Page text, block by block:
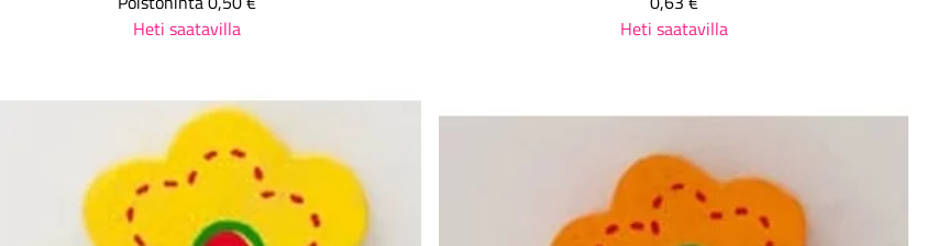
Heti saatavilla
Heti saatavilla